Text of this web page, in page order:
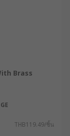
Brass
THB119.49/ชิ้น